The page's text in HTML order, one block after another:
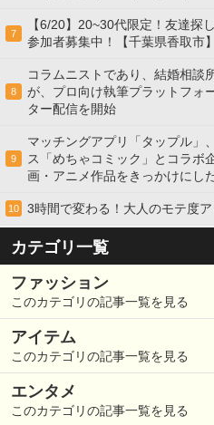
7
【6/20】20~30代限定！友達探
参加者募集中！【千葉県香取市】
8
コラムニストであり、結婚相談
が、プロ向け執筆プラットフォ
ター配信を開始
9
マッチングアプリ「タップル」
ス「めちゃコミック」とコラボ
画・アニメ作品をきっかけにし
10 3時間で変わる！大人のモテ度
カテゴリ一覧
ファッション
このカテゴリの記事一覧を見る
アイテム
このカテゴリの記事一覧を見る
エンタメ
このカテゴリの記事一覧を見る